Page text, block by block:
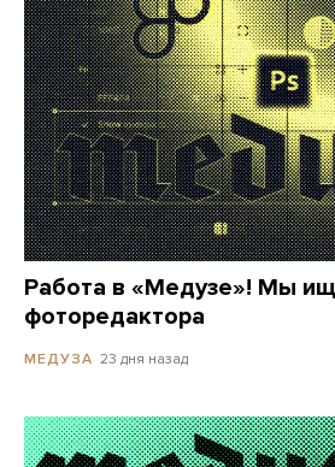
Работа в «Медузе»! Мы
фоторедактора
МЕДУЗА 23 дня назад